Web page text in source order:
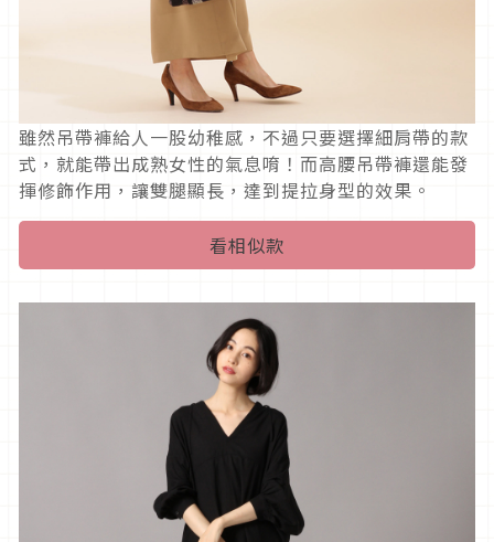
雖然吊帶褲給人一股幼稚感，不過只要選擇細肩帶的款
式，就能帶出成熟女性的氣息唷！而高腰吊帶褲還能發
揮修飾作用，讓雙腿顯長，達到提拉身型的效果。
看相似款